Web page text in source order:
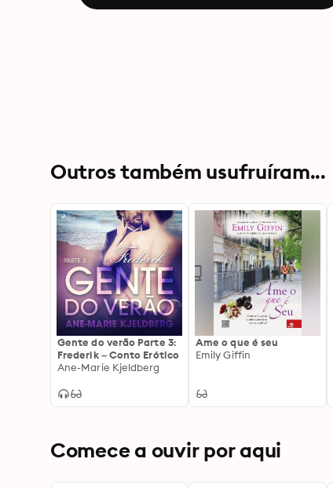
Outros também usufruíram...
Gente do verão Parte 3:
Frederik – Conto Erótico
Ane-Marie Kjeldberg
Ame o que é seu
Emily Giffin
Comece a ouvir por aqui